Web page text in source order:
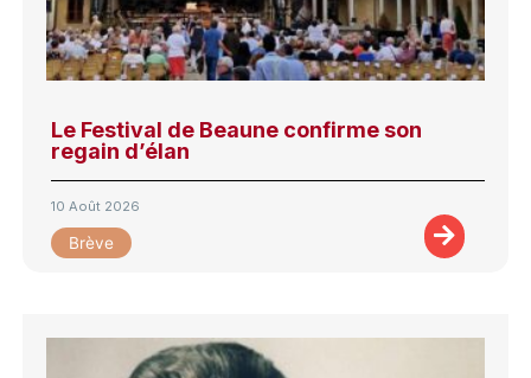
Le Festival de Beaune confirme son
regain d’élan
10 Août 2026
Brève